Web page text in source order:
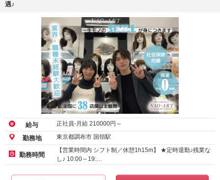
遇♪
給与 正社員-月給 210000円～
勤務地 東京都調布市 国領駅
勤務時間
【営業時間内 シフト制／休憩1h15m】 ★定時退勤♪残業な
し♪ 10:00～19:…